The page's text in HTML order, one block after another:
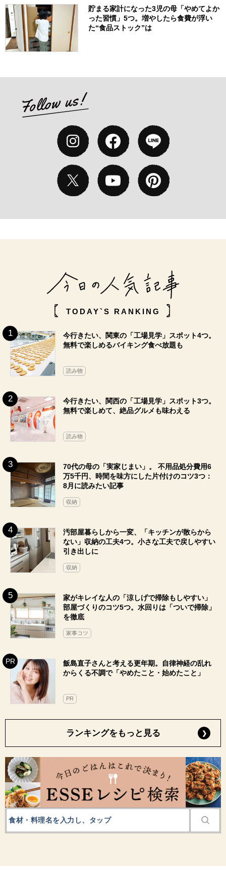
貯まる家計になった3児の母「やめてよか
った習慣」5つ。増やしたら食費が浮い
た“食品ストック”は
TODAY`S RANKING
今行きたい、関東の「工場見学」スポット4つ。
無料で楽しめるバイキング食べ放題も
読み物
今行きたい、関西の「工場見学」スポット3つ。
無料で楽しめて、絶品グルメも味わえる
読み物
70代の母の「実家じまい」。 不用品処分費用6
万5千円、時間を味方にした片付けのコツ3つ：
8月に読みたい記事
収納
汚部屋暮らしから一変、「キッチンが散らから
ない」収納の工夫4つ。小さな工夫で戻しやすい
引き出しに
収納
家がキレイな人の「涼しげで掃除もしやすい」
部屋づくりのコツ5つ。水回りは「ついで掃除」
を徹底
家事コツ
飯島直子さんと考える更年期。自律神経の乱れ
からくる不調で「やめたこと・始めたこと」
PR
ランキングをもっと見る